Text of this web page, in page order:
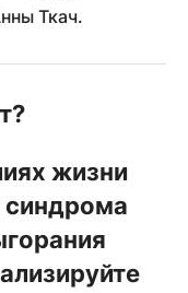
Ткач.
жизни
синдрома